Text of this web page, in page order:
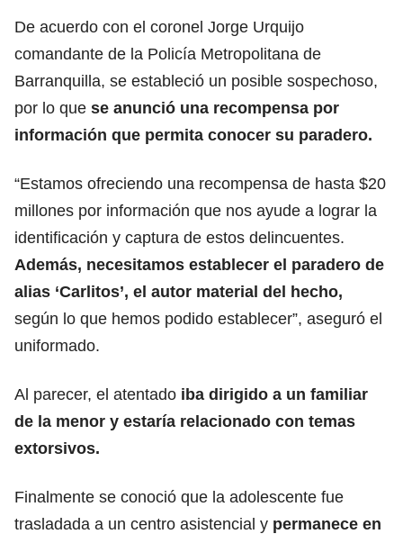
De acuerdo con el coronel Jorge Urquijo
comandante de la Policía Metropolitana de
Barranquilla, se estableció un posible sospechoso,
por lo que se anunció una recompensa por
información que permita conocer su paradero.
“Estamos ofreciendo una recompensa de hasta $20
millones por información que nos ayude a lograr la
identificación y captura de estos delincuentes.
Además, necesitamos establecer el paradero de
alias ‘Carlitos’, el autor material del hecho,
según lo que hemos podido establecer”, aseguró el
uniformado.
Al parecer, el atentado iba dirigido a un familiar
de la menor y estaría relacionado con temas
extorsivos.
Finalmente se conoció que la adolescente fue
trasladada a un centro asistencial y permanece en